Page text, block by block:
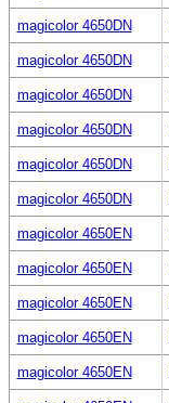
magicolor 4650DN
magicolor 4650DN
magicolor 4650DN
magicolor 4650DN
magicolor 4650DN
magicolor 4650DN
magicolor 4650EN
magicolor 4650EN
magicolor 4650EN
magicolor 4650EN
magicolor 4650EN